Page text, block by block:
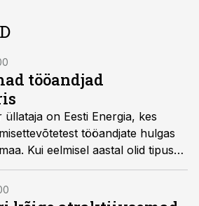
tööandjad
on Eesti Energia, kes
tööandjate hulgas
Kui eelmisel aastal olid tipus
ettevõtted, siis
on nemad jäänud vastajate
tagaplaanile.